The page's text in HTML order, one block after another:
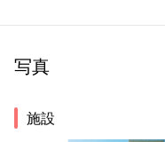
写真
施設